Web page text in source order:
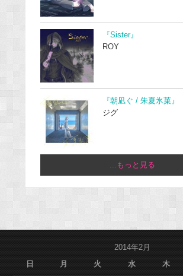
『Sister』
ROY
『朝凪ぐ / 朱夏氷菓』
ジグ
...もっと見る
2014年2月
日
月 火 水 木